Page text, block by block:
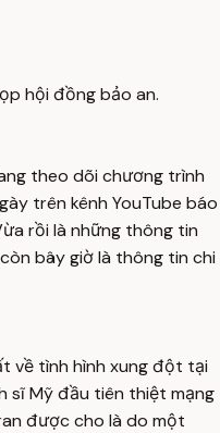
hội đồng bảo an.
theo dõi chương trình
trên kênh YouTube báo
rồi là những thông tin
bây giờ là thông tin chi
về tình hình xung đột tại
sĩ Mỹ đầu tiên thiệt mạng
được cho là do một